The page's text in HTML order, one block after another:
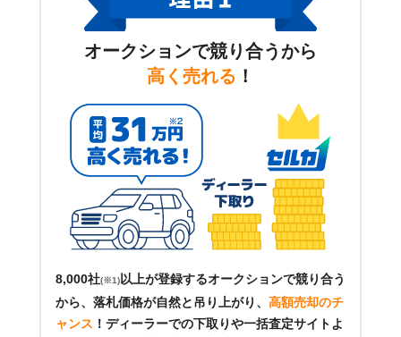
オークションで競り合うから
高く売れる ！
8,000社(※1)以上が登録するオークションで競り合う
から、落札価格が自然と吊り上がり、 高額売却のチ
ャンス ！ ディーラーでの下取りや一括査定サイトよ